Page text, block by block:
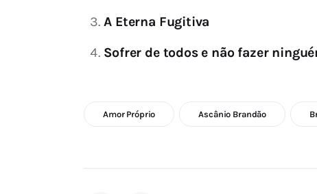
A Eterna Fugitiva
Sofrer de todos e não fazer
Amor Próprio Ascânio Brandão